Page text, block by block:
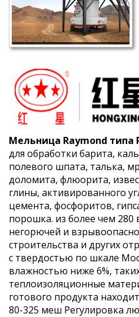
Мельница Raymond типа
для обработки барита,
полевого шпата, талька,
доломита, флюорита,
глины, активированного
цемента, фосфоритов,
порошка. из более чем
негорючей и
строительства и других
с твердостью по шкале
влажностью ниже 6%,
теплоизоляционные
готового продукта
80-325 меш Регулировка